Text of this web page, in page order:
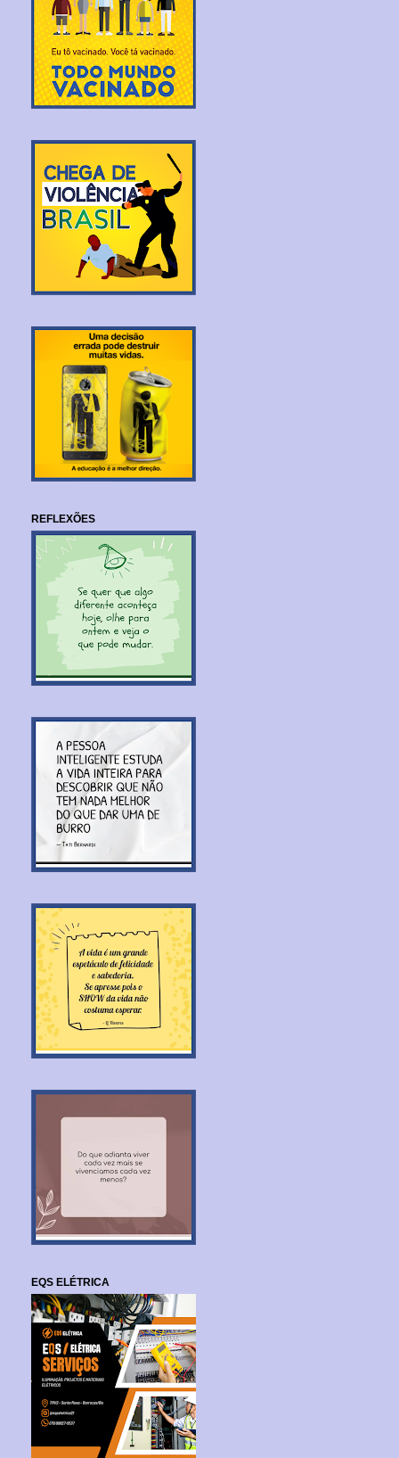
REFLEXÕES
EQS ELÉTRICA